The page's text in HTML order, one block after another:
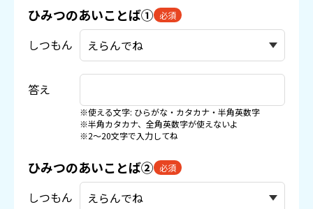
ひみつのあいことば① 必須
しつもん
答え
※使える文字: ひらがな・カタカナ・半角英数字
※半角カタカナ、全角英数字が使えないよ
※2〜20文字で入力してね
ひみつのあいことば② 必須
しつもん